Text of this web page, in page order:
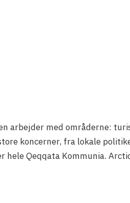
arbejder med områderne:
koncerner, fra lokale
Qeqqata Kommunia.